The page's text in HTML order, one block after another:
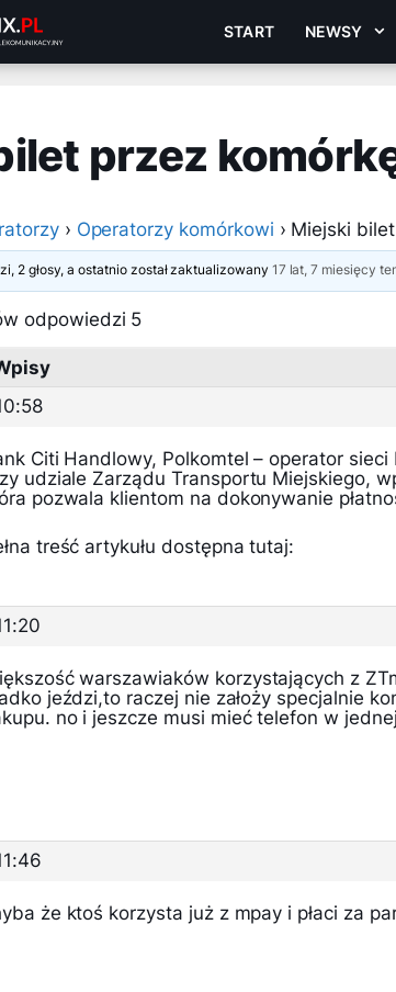
START NEWSY
przez
› Operatorzy komórkowi › Miejski
2 głosy, a ostatnio został zaktualizowany 17 lat, 7 miesięcy
odpowiedzi 5
Citi Handlowy, Polkomtel – operator
udziale Zarządu Transportu Miejskiego,
pozwala klientom na dokonywanie
treść artykułu dostępna tutaj:
warszawiaków korzystających z
jeździ,to raczej nie założy specjalnie
no i jeszcze musi mieć telefon w
że ktoś korzysta już z mpay i płaci za